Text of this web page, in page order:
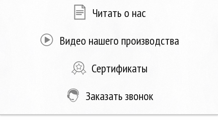
Читать о нас
Видео нашего производства
Сертификаты
Заказать звонок